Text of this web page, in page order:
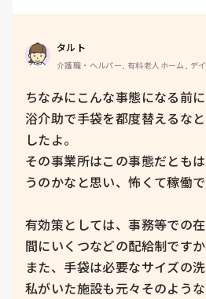
タルト
介護職・ヘルパー, 有料老人ホーム, デ
ちなみにこんな事態になる前
浴介助で手袋を都度替えるな
したよ。
その事業所はこの事態だとも
うのかなと思い、怖くて稼働
有効策としては、事務等での
間にいくつなどの配給制です
また、手袋は必要なサイズの
私がいた施設も元々そのよう